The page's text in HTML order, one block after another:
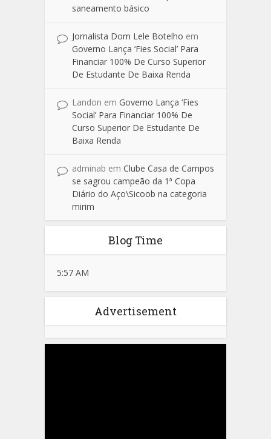
saneamento básico
Jornalista Dom Lele Botelho em
Governo Lança ‘Fies Social’ Para
Financiar 100% De Curso Superior
De Estudante De Baixa Renda
Landon em Governo Lança ‘Fies
Social’ Para Financiar 100% De
Curso Superior De Estudante De
Baixa Renda
adminab em Clube Casa de Campos
se sagrou campeão da 1ª Copa
Diário do Aço\Sicoob na categoria
mirim
Blog Time
5:57 AM
Advertisement